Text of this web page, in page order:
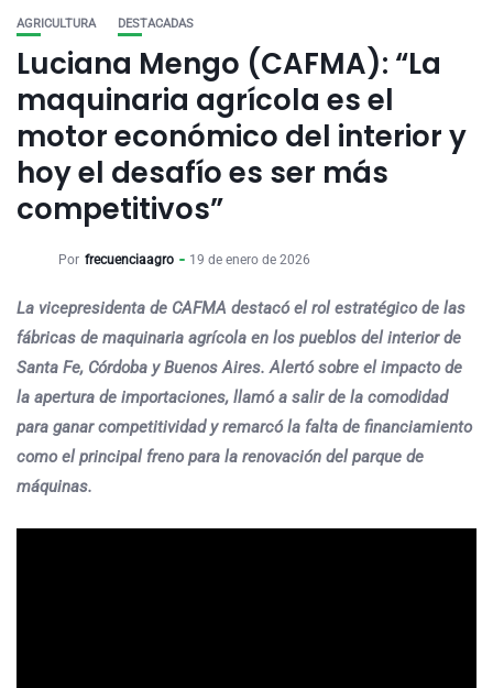
AGRICULTURA DESTACADAS
Luciana Mengo (CAFMA): “La
maquinaria agrícola es el
motor económico del interior y
hoy el desafío es ser más
competitivos”
Por frecuenciaagro 19 de enero de 2026
La vicepresidenta de CAFMA destacó el rol estratégico de las
fábricas de maquinaria agrícola en los pueblos del interior de
Santa Fe, Córdoba y Buenos Aires. Alertó sobre el impacto de
la apertura de importaciones, llamó a salir de la comodidad
para ganar competitividad y remarcó la falta de financiamiento
como el principal freno para la renovación del parque de
máquinas.